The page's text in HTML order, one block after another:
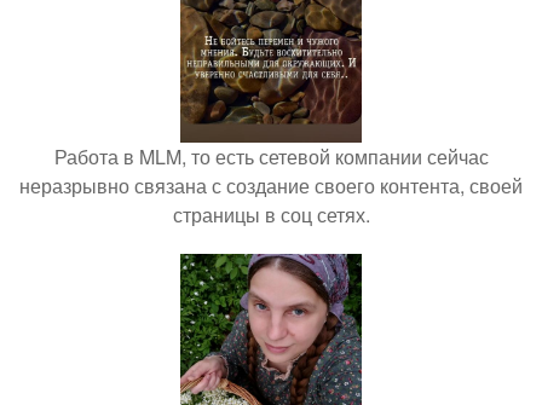
Работа в MLM, то есть сетевой компании сейчас
неразрывно связана с создание своего контента, своей
страницы в соц сетях.